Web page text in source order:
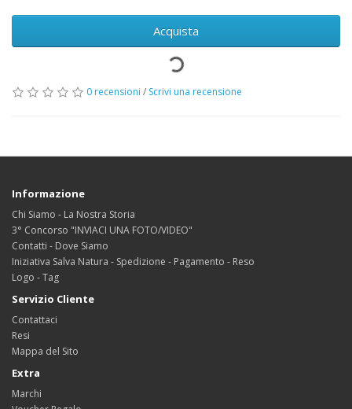
Acquista
0 recensioni / Scrivi una recensione
Informazione
Chi Siamo - La Nostra Storia
3° Concorso "INVIACI UNA FOTO/VIDEO"
Contatti - Dove Siamo
Iniziativa Salva Natura - Spedizione - Pagamento - Reso
Logo - Tag
Servizio Cliente
Contattaci
Resi
Mappa del Sito
Extra
Marchi